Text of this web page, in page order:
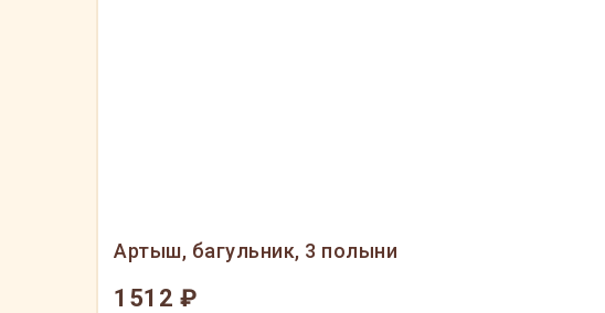
Артыш, багульник, 3 полыни
1512 ₽